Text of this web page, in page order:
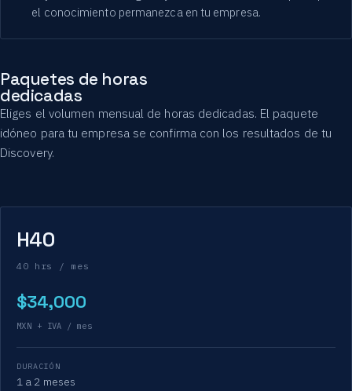
el conocimiento permanezca en tu empresa.
Paquetes de horas
dedicadas
Eliges el volumen mensual de horas dedicadas. El paquete
idóneo para tu empresa se confirma con los resultados de tu
Discovery.
H40
40 hrs / mes
$34,000
MXN + IVA / mes
DURACIÓN
1 a 2 meses